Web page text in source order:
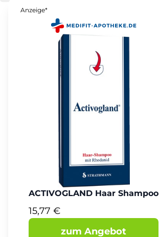
Anzeige*
ACTIVOGLAND Haar Shampoo
15,77 €
zum Angebot